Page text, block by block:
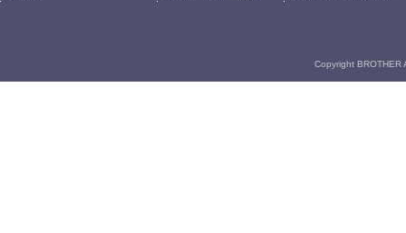
Copyright BROTHER